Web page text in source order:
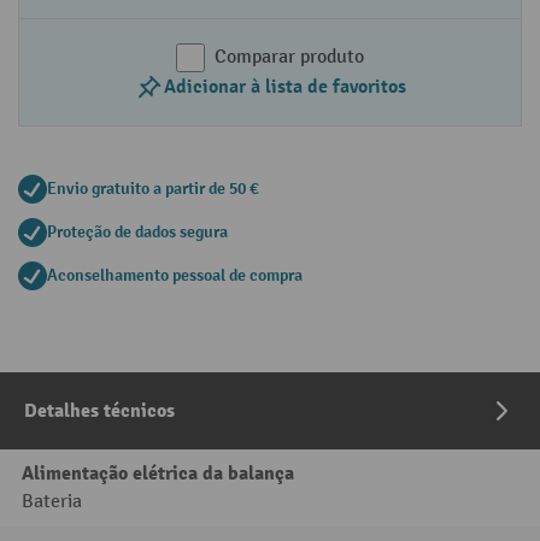
Comparar produto
Adicionar à lista de favoritos
Envio gratuito a partir de 50 €
Proteção de dados segura
Aconselhamento pessoal de compra
Detalhes técnicos
Alimentação elétrica da balança
Bateria